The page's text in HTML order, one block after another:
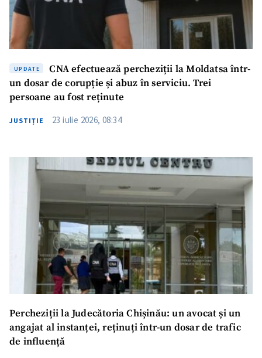
UPDATE
CNA efectuează percheziții la Moldatsa într-
un dosar de corupție și abuz în serviciu. Trei
persoane au fost reținute
JUSTIȚIE 23 iulie 2026, 08:34
Percheziții la Judecătoria Chișinău: un avocat și un
angajat al instanței, reținuți într-un dosar de trafic
de influență